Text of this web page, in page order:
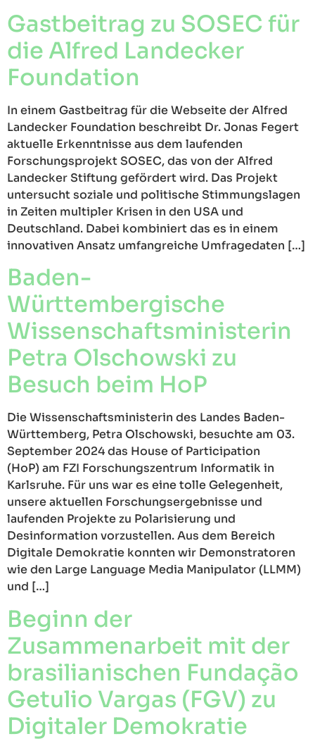
Gastbeitrag zu SOSEC für
die Alfred Landecker
Foundation
In einem Gastbeitrag für die Webseite der Alfred
Landecker Foundation beschreibt Dr. Jonas Fegert
aktuelle Erkenntnisse aus dem laufenden
Forschungsprojekt SOSEC, das von der Alfred
Landecker Stiftung gefördert wird. Das Projekt
untersucht soziale und politische Stimmungslagen
in Zeiten multipler Krisen in den USA und
Deutschland. Dabei kombiniert das es in einem
innovativen Ansatz umfangreiche Umfragedaten […]
Baden-
Württembergische
Wissenschaftsministerin
Petra Olschowski zu
Besuch beim HoP
Die Wissenschaftsministerin des Landes Baden-
Württemberg, Petra Olschowski, besuchte am 03.
September 2024 das House of Participation
(HoP) am FZI Forschungszentrum Informatik in
Karlsruhe. Für uns war es eine tolle Gelegenheit,
unsere aktuellen Forschungsergebnisse und
laufenden Projekte zu Polarisierung und
Desinformation vorzustellen. Aus dem Bereich
Digitale Demokratie konnten wir Demonstratoren
wie den Large Language Media Manipulator (LLMM)
und […]
Beginn der
Zusammenarbeit mit der
brasilianischen Fundação
Getulio Vargas (FGV) zu
Digitaler Demokratie